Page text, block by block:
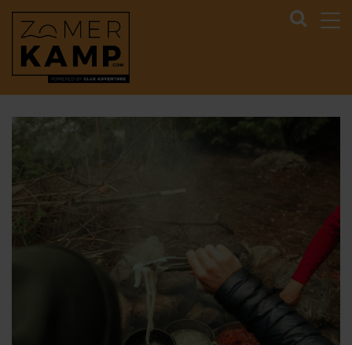
ZOMERKAMP.COM
INSPIRERENDE RECEPTEN VOOR EEN ZOMERKAMP